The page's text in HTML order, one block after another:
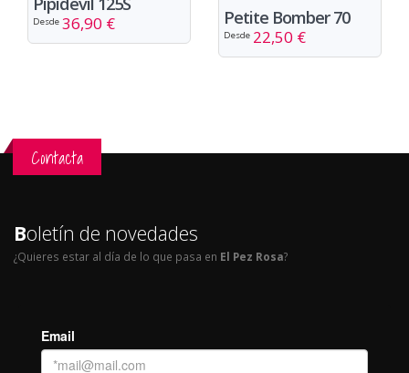
Desde 36,90 € Petite Bomber 70
Desde 22,50 €
Contacta
Boletín de novedades
¿Quieres estar al día de lo que pasa en El Pez Rosa?